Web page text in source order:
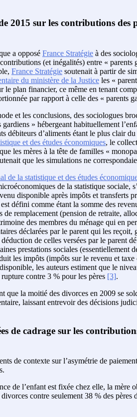
2015 sur les contributions des
a opposé France Stratégie à des
(et inégalités) entre « parents
France Stratégie soutenait à partir de
du ministère de la Justice les «
le plan financier, ce même en tenant
par rapport à celle des « parents
et les conclusions, des sociologues
gardiens » hébergeant habituellement
débiteurs d’aliments étant le plus clair
et des études économiques, le
que les mères à la tête de familles «
que les simulations ne
de la statistique et des études
de la statistique sociale,
disponible après impôts et transferts
défini comme étant la somme des
de remplacement (pension de retraite,
des membres du ménage qui en
déclarées par le parent qui les reçoit,
de celles versées par le parent
prestations sociales (essentiellement
les impôts (impôts sur le revenu et
les auteurs estiment que le
contre 3 % pour les pères [3].
que la moitié des divorces en 2009 se
laissant entrevoir des décisions
de cadrage sur les
de contexte sur l’asymétrie de
de l’enfant est fixée chez elle, la mère
contre seulement 38 % des pères